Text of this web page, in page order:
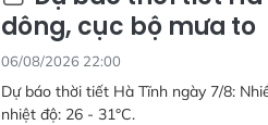
dông, cục bộ mưa to
06/08/2026 22:00
Dự báo thời tiết Hà Tĩnh ngày 7/8:
nhiệt độ: 26 - 31°C.